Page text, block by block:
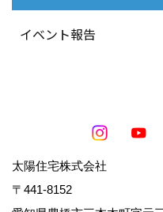
イベント報告
太陽住宅株式会社
〒441-8152